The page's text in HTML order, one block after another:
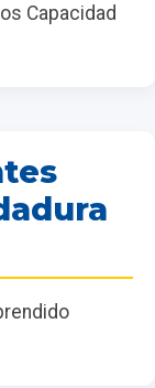
Capacidad